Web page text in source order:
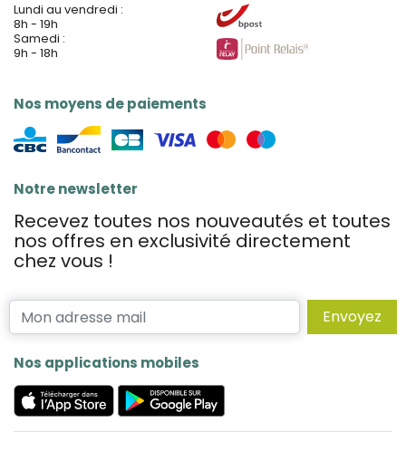
Lundi au vendredi :
8h - 19h
Samedi :
9h - 18h
Nos moyens de paiements
Notre newsletter
Recevez toutes nos nouveautés et toutes
nos offres en exclusivité directement
chez vous !
Envoyez
Nos applications mobiles